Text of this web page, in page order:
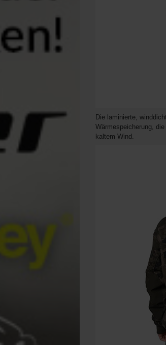
Die laminierte,
Wärmespeicherung,
kaltem Wind.